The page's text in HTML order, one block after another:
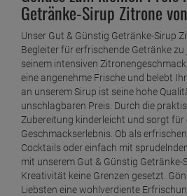
Getränke-Sirup Zitrone
Unser Gut & Günstig Getränke-Sirup
Begleiter für erfrischende Getränke zu
seinem intensiven
eine angenehme Frische und belebt
an unserem Sirup ist seine hohe
unschlagbaren Preis. Durch die
Zubereitung kinderleicht und sorgt für
Geschmackserlebnis. Ob als
Cocktails oder einfach mit
mit unserem Gut & Günstig
Kreativität keine Grenzen gesetzt.
Liebsten eine wohlverdiente